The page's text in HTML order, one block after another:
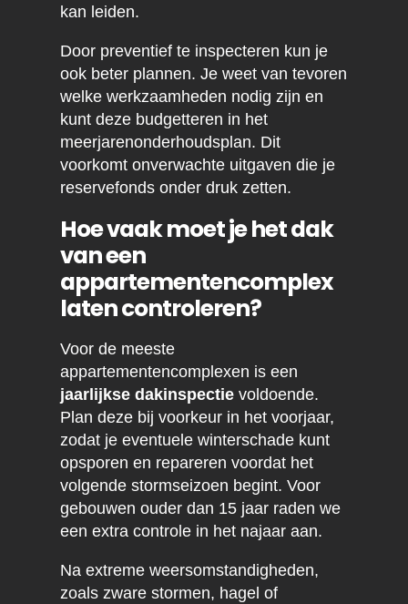
kan leiden.
Door preventief te inspecteren kun je
ook beter plannen. Je weet van tevoren
welke werkzaamheden nodig zijn en
kunt deze budgetteren in het
meerjarenonderhoudsplan. Dit
voorkomt onverwachte uitgaven die je
reservefonds onder druk zetten.
Hoe vaak moet je het dak
van een
appartementencomplex
laten controleren?
Voor de meeste
appartementencomplexen is een
jaarlijkse dakinspectievoldoende.
Plan deze bij voorkeur in het voorjaar,
zodat je eventuele winterschade kunt
opsporen en repareren voordat het
volgende stormseizoen begint. Voor
gebouwen ouder dan 15 jaar raden we
een extra controle in het najaar aan.
Na extreme weersomstandigheden,
zoals zware stormen, hagel of